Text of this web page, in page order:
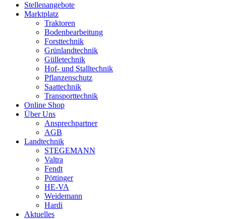
Stellenangebote
Marktplatz
Traktoren
Bodenbearbeitung
Forsttechnik
Grünlandtechnik
Gülletechnik
Hof- und Stalltechnik
Pflanzenschutz
Saattechnik
Transporttechnik
Online Shop
Über Uns
Ansprechpartner
AGB
Landtechnik
STEGEMANN
Valtra
Fendt
Pöttinger
HE-VA
Weidemann
Hardi
Aktuelles